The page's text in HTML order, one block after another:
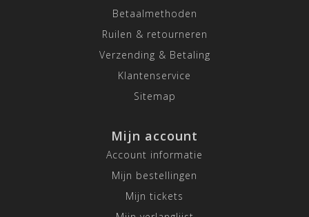
Betaalmethoden
Ruilen & retourneren
Verzending & Betaling
Klantenservice
Sitemap
Mijn account
Account informatie
Mijn bestellingen
Mijn tickets